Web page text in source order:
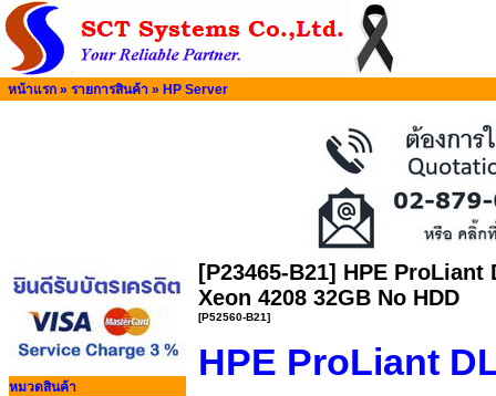
หน้าแรก » รายการสินค้า » HP Server
หมวดสินค้า
[P23465-B21] HPE
Xeon 4208 32GB No HDD
[P52560-B21]
HPE ProLiant